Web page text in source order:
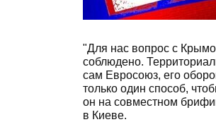
"Для нас вопрос с
соблюдено.
сам Евросоюз, его
только один способ,
он на совместном
в Киеве.